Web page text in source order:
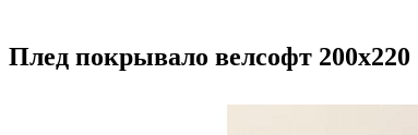
Плед покрывало велсофт 200х220